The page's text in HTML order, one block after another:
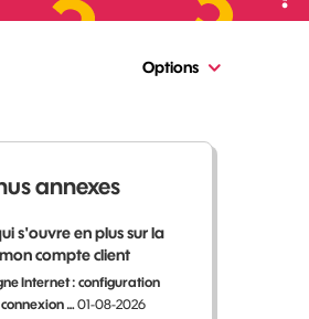
Options
annexes
s'ouvre en plus sur la
compte client
Internet : configuration
…01-08-2026